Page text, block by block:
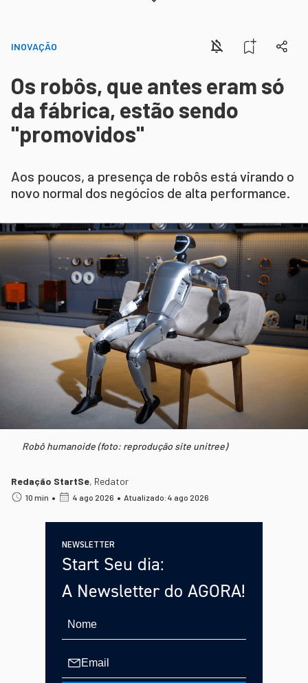
INOVAÇÃO
Os robôs, que antes eram só
da fábrica, estão sendo
"promovidos"
Aos poucos, a presença de robôs está virando o
novo normal dos negócios de alta performance.
Robô humanoide (foto: reprodução site unitree)
Redação StartSe, Redator
10 min • 4 ago 2026 • Atualizado: 4 ago 2026
NEWSLETTER
Start Seu dia:
A Newsletter do AGORA!